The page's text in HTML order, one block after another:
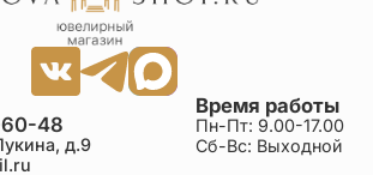
верности Богу, покаянии и готовности
Время работы
Пн-Пт: 9.00-17.00
Сб-Вс: Выходной
48
д.9